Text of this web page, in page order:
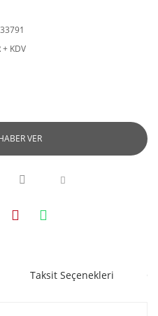
+ KDV
VER
Taksit Seçenekleri